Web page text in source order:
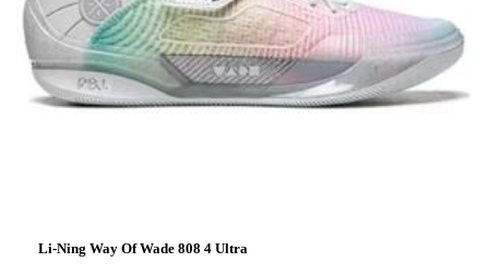
Li-Ning Way Of Wade 808 4 Ultra